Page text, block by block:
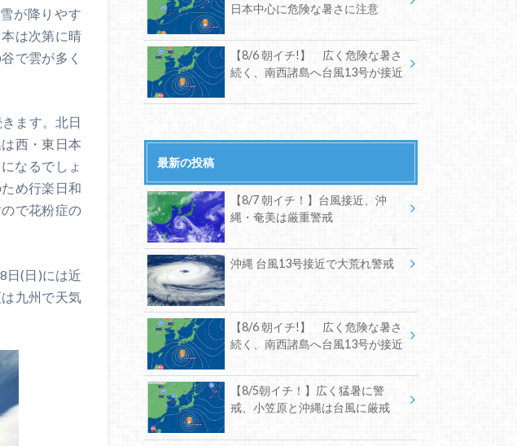
が降りやす
は次第に晴
で雲が多く
ます。北日
西・東日本
なるでしょ
め行楽日和
で花粉症の
日(日)には近
九州で天気
日本中心に危険な暑さに注意
【8/6 朝イチ!】 広く危険な暑さ
続く、南西諸島へ台風13号が接近
最新の投稿
【8/7 朝イチ！】台風接近、沖
縄・奄美は厳重警戒
沖縄 台風13号接近で大荒れ警戒
【8/6 朝イチ!】 広く危険な暑さ
続く、南西諸島へ台風13号が接近
【8/5朝イチ！】広く猛暑に警
戒、小笠原と沖縄は台風に厳戒